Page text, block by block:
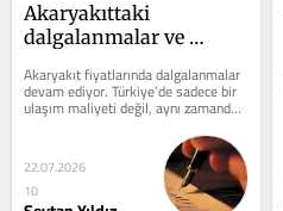
Akaryakıttaki
dalgalanmalar ve
Akaryakıt fiyatlarında dalgalanmalar
devam ediyor. Türkiye’de sadece bir
ulaşım maliyeti değil, aynı zamanda
hayatın nabzını tutan en...
22.07.2026
10